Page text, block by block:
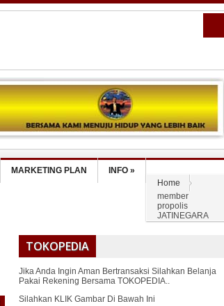
MARKETING PLAN INFO »
Home
member
propolis
JATINEGARA
TOKOPEDIA
Jika Anda Ingin Aman Bertransaksi Silahkan Belanja
Pakai Rekening Bersama TOKOPEDIA..
Silahkan KLIK Gambar Di Bawah Ini